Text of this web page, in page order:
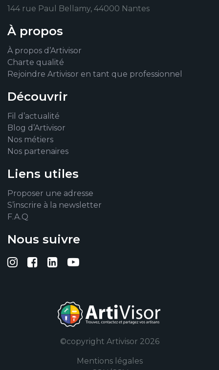
144 rue Paul Bellamy, 44000 Nantes
À propos
À propos d’Artivisor
Charte qualité
Rejoindre Artivisor en tant que professionnel
Découvrir
Fil d’actualité
Blog d’Artivisor
Nos métiers
Nos partenaires
Liens utiles
Proposer une adresse
S’inscrire à la newsletter
F.A.Q
Nous suivre
Suivez-nous sur Instagram
Suivez-nous sur Facebook
Suivez-nous sur Linkedin
Suivez-nous sur
©copyright Artivisor 2026
Mentions légales